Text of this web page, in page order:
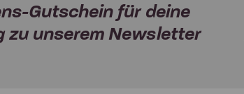
Gutschein für deine
zu unserem Newsletter